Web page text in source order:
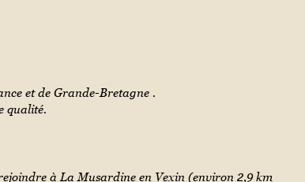
et de Grande-Bretagne .
qualité.
à La Musardine en Vexin (environ 2,9 km